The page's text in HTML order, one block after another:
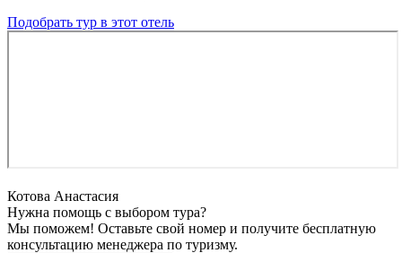
Подобрать тур в этот отель
Котова Анастасия
Нужна помощь с выбором тура?
Мы поможем! Оставьте свой номер и получите бесплатную
консультацию менеджера по туризму.